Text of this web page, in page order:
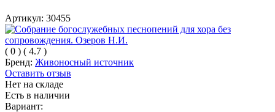
Артикул: 30455
( 0 ) ( 4.7 )
Бренд: Живоносный источник
Оставить отзыв
Нет на складе
Есть в наличии
Вариант: